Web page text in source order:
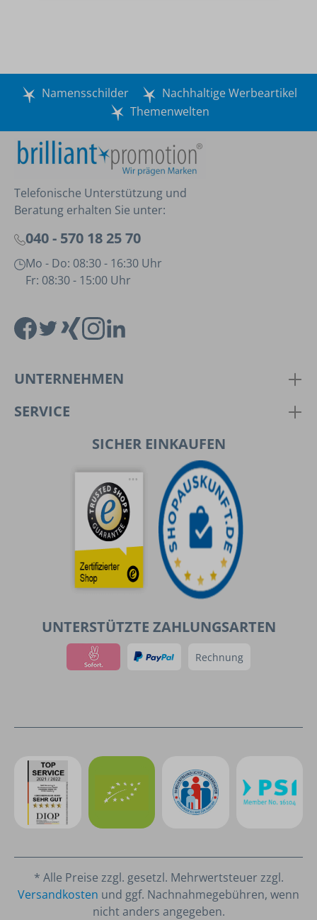
Namensschilder
Nachhaltige Werbeartikel
Themenwelten
Telefonische Unterstützung und
Beratung erhalten Sie unter:
040 - 570 18 25 70
Mo - Do: 08:30 - 16:30 Uhr
Fr: 08:30 - 15:00 Uhr
UNTERNEHMEN
SERVICE
SICHER EINKAUFEN
UNTERSTÜTZTE ZAHLUNGSARTEN
Rechnung
* Alle Preise zzgl. gesetzl. Mehrwertsteuer zzgl.
Versandkosten und ggf. Nachnahmegebühren, wenn
nicht anders angegeben.